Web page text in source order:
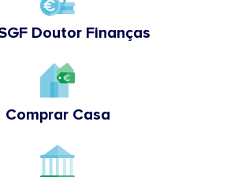
Doutor Finanças
Comprar Casa